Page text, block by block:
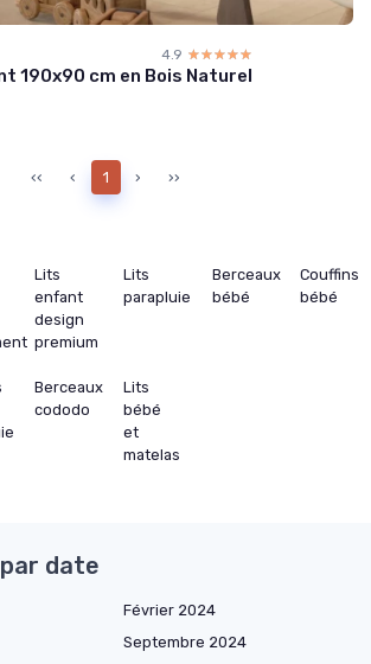
4.9 ☆☆☆☆☆
★★★★★
190x90 cm en Bois Naturel
‹‹ ‹ 1 › ››
Lits
enfant
design
premium
Lits
parapluie
Berceaux
bébé
Couffins
bébé
Berceaux
cododo
Lits
bébé
et
matelas
date
Février 2024
Septembre 2024